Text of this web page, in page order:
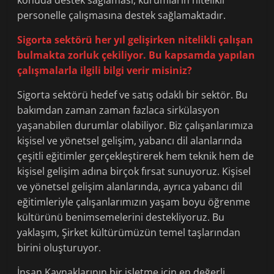
personelle çalışmasına destek sağlamaktadır.
Sigorta sektörü her yıl gelişirken nitelikli çalışan
bulmakta zorluk çekiliyor. Bu kapsamda yapılan
çalışmalarla ilgili bilgi verir misiniz?
Sigorta sektörü hedef ve satış odaklı bir sektör. Bu
bakımdan zaman zaman fazlaca sirkülasyon
yaşanabilen durumlar olabiliyor. Biz çalışanlarımıza
kişisel ve yönetsel gelişim, yabancı dil alanlarında
çeşitli eğitimler gerçekleştirerek hem teknik hem de
kişisel gelişim adına birçok fırsat sunuyoruz. Kişisel
ve yönetsel gelişim alanlarında, ayrıca yabancı dil
eğitimleriyle çalışanlarımızın yaşam boyu öğrenme
kültürünü benimsemelerini destekliyoruz. Bu
yaklaşım, Şirket kültürümüzün temel taşlarından
birini oluşturuyor.